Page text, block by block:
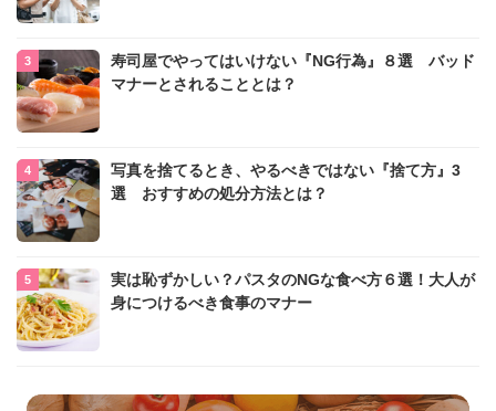
寿司屋でやってはいけない『NG行為』８選 バッド
マナーとされることとは？
写真を捨てるとき、やるべきではない『捨て方』3
選 おすすめの処分方法とは？
実は恥ずかしい？パスタのNGな食べ方６選！大人が
身につけるべき食事のマナー